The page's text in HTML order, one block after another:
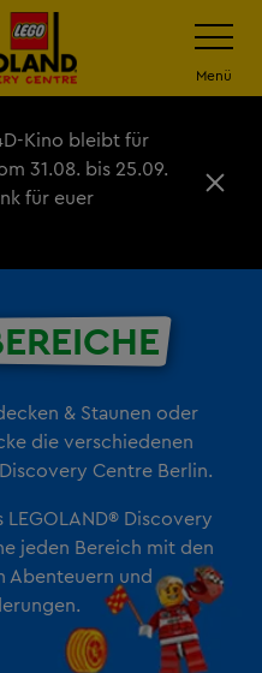
Menü
Kino bleibt für
31.08. bis 25.09.
für euer
S
& Staunen oder
die verschiedenen
Centre Berlin.
Discovery
jeden Bereich mit den
Abenteuern und